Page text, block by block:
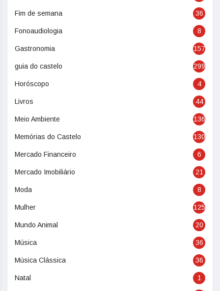
Fim de semana 36
Fonoaudiologia 8
Gastronomia 157
guia do castelo 299
Horóscopo 4
Livros 44
Meio Ambiente 136
Memórias do Castelo 130
Mercado Financeiro 6
Mercado Imobiliário 21
Moda 8
Mulher 125
Mundo Animal 20
Música 36
Música Clássica 36
Natal 1